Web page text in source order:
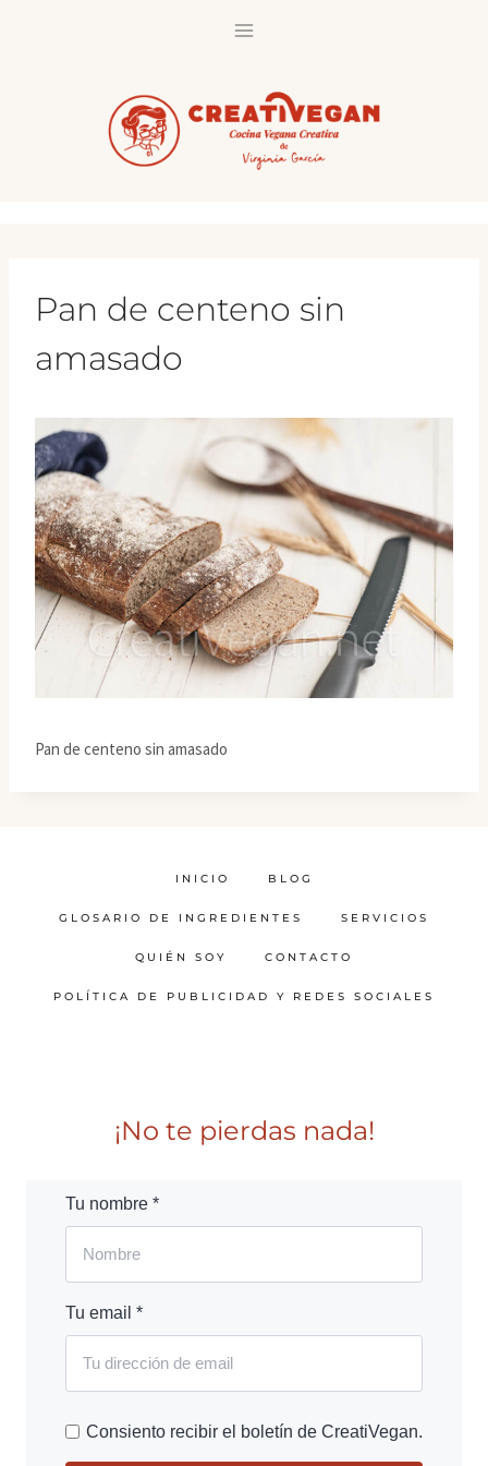
Pan de centeno sin
amasado
Pan de centeno sin amasado
INICIO BLOG
GLOSARIO DE INGREDIENTES SERVICIOS
QUIÉN SOY CONTACTO
POLÍTICA DE PUBLICIDAD Y REDES SOCIALES
¡No te pierdas nada!
Tu nombre *
Tu email *
Consiento recibir el boletín de CreatiVegan.